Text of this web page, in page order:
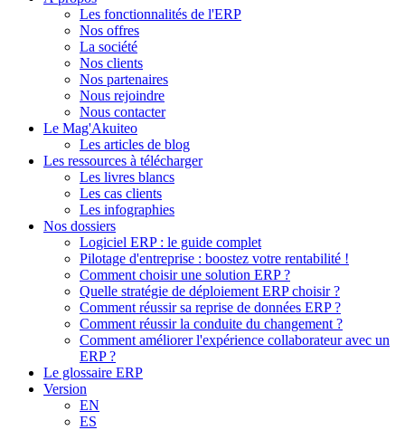
Les fonctionnalités de l'ERP
Nos offres
La société
Nos clients
Nos partenaires
Nous rejoindre
Nous contacter
Le Mag'Akuiteo
Les articles de blog
Les ressources à télécharger
Les livres blancs
Les cas clients
Les infographies
Nos dossiers
Logiciel ERP : le guide complet
Pilotage d'entreprise : boostez votre rentabilité !
Comment choisir une solution ERP ?
Quelle stratégie de déploiement ERP choisir ?
Comment réussir sa reprise de données ERP ?
Comment réussir la conduite du changement ?
Comment améliorer l'expérience collaborateur avec un
ERP ?
Le glossaire ERP
Version
EN
ES